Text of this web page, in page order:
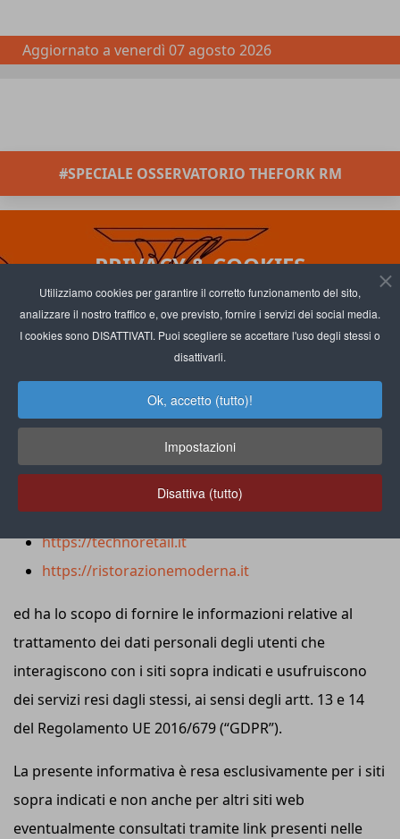
Utilizziamo cookies per garantire il corretto funzionamento del sito,
analizzare il nostro traffico e, ove previsto, fornire i servizi dei social media.
I cookies sono DISATTIVATI. Puoi scegliere se accettare l'uso degli stessi o
disattivarli.
Ok, accetto (tutto)!
Impostazioni
Disattiva (tutto)
Aggiornato a venerdì 07 agosto 2026
#SPECIALE OSSERVATORIO THEFORK RM
PRIVACY & COOKIES
La presente pagina rappresenta la “Privacy Policy” dei
https://edizionidm.it
https://distribuzionemoderna.info
https://technoretail.it
https://ristorazionemoderna.it
ed ha lo scopo di fornire le informazioni relative al
trattamento dei dati personali degli utenti che
interagiscono con i siti sopra indicati e usufruiscono
dei servizi resi dagli stessi, ai sensi degli artt. 13 e 14
del Regolamento UE 2016/679 (“GDPR”).
La presente informativa è resa esclusivamente per i siti
sopra indicati e non anche per altri siti web
eventualmente consultati tramite link presenti nelle